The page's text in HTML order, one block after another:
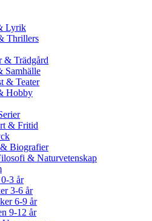
Lyrik
Thrillers
& Trädgård
Samhälle
& Teater
Hobby
& Fritid
Biografier
& Naturvetenskap
3 år
3-6 år
6-9 år
9-12 år